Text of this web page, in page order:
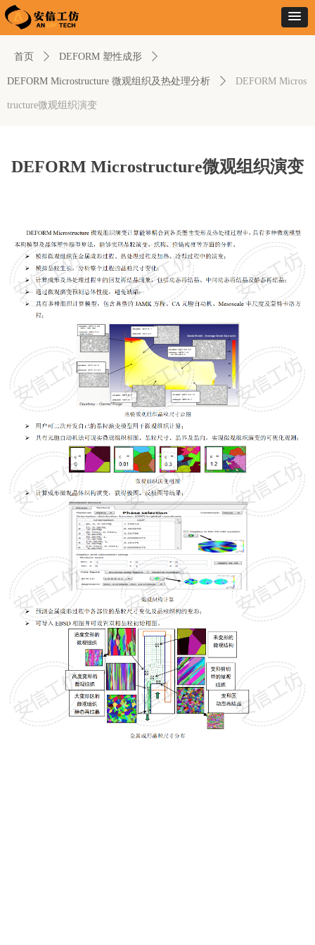
首页 ꄲ DEFORM 塑性成形 ꄲ
DEFORM Microstructure 微观组织及热处理分析 ꄲ DEFORM Micros
tructure微观组织演变
DEFORM Microstructure微观组织演变